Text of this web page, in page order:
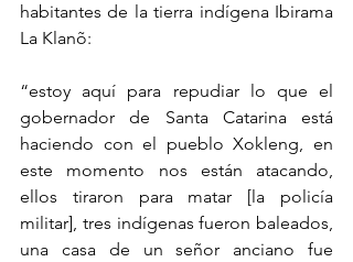
habitantes de la tierra indígena Ibirama
La Klanõ:
“estoy aquí para repudiar lo que el
gobernador de Santa Catarina está
haciendo con el pueblo Xokleng, en
este momento nos están atacando,
ellos tiraron para matar [la policía
militar], tres indígenas fueron baleados,
una casa de un señor anciano fue